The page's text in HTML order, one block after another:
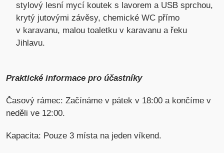
stylový lesní mycí koutek s lavorem a USB sprchou,
krytý jutovými závěsy, chemické WC přímo
v karavanu, malou toaletku v karavanu a řeku
Jihlavu.
Praktické informace pro účastníky
Časový rámec: Začínáme v pátek v 18:00 a končíme v
neděli ve 12:00.
Kapacita: Pouze 3 místa na jeden víkend.